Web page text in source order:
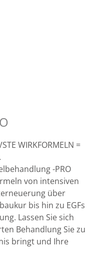
WIRKFORMELN =
-PRO
von intensiven
über
bis hin zu EGFs
Lassen Sie sich
Behandlung Sie zu
bringt und Ihre